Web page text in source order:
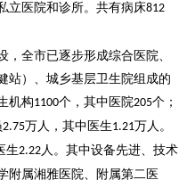
立医院和诊所。共有病床812
全市已逐步形成综合医院、
站）、城乡基层卫生院组成的
机构1100个，其中医院205个；
2.75万人，其中医生1.21万人。
生2.22人。其中设备先进、技术
附属湘雅医院、附属第二医